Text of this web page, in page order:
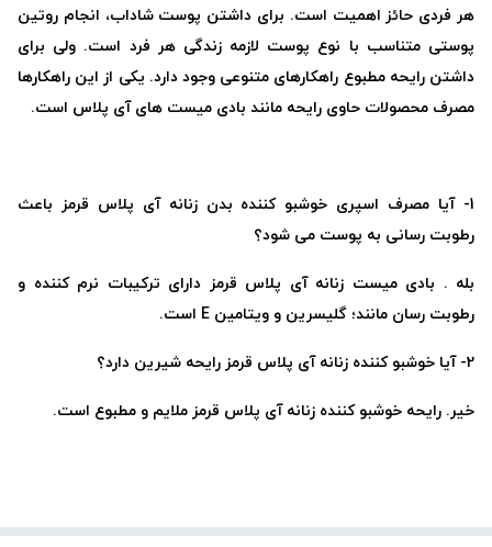
هر فردی حائز اهمیت است. برای داشتن پوست شاداب، انجام روتین
پوستی متناسب با نوع پوست لازمه زندگی هر فرد است. ولی برای
داشتن رایحه مطبوع راهکارهای متنوعی وجود دارد. یکی از این راهکارها
مصرف محصولات حاوی رایحه مانند بادی میست های آی پلاس است.
1- آیا مصرف اسپری خوشبو کننده بدن زنانه آی پلاس قرمز باعث
رطوبت رسانی به پوست می شود؟
بله . بادی میست زنانه آی پلاس قرمز دارای ترکیبات نرم کننده و
رطوبت رسان مانند؛ گلیسرین و ویتامین E است.
2- آیا خوشبو کننده زنانه آی پلاس قرمز رایحه شیرین دارد؟
خیر. رایحه خوشبو کننده زنانه آی پلاس قرمز ملایم و مطبوع است.